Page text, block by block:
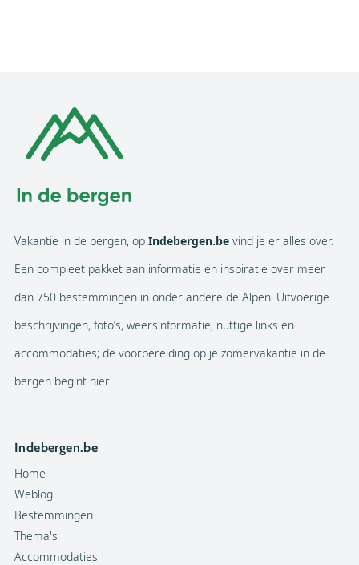
Vakantie in de bergen, op Indebergen.be vind je er alles over.
Een compleet pakket aan informatie en inspiratie over meer
dan 750 bestemmingen in onder andere de Alpen. Uitvoerige
beschrijvingen, foto’s, weersinformatie, nuttige links en
accommodaties; de voorbereiding op je zomervakantie in de
bergen begint hier.
Indebergen.be
Home
Weblog
Bestemmingen
Thema's
Accommodaties